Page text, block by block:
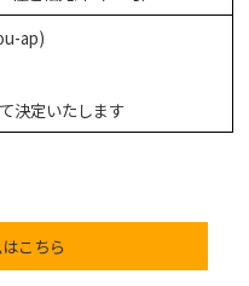
ap)
決定いたします
こちら